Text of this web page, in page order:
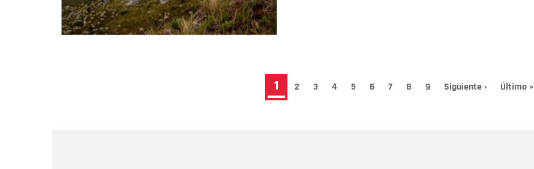
Página
actual
1 Page
2 Page
3 Page
4 Page
5 Page
6 Page
7 Page
8 Page
9
Siguiente
Siguiente ›
Última
Último »